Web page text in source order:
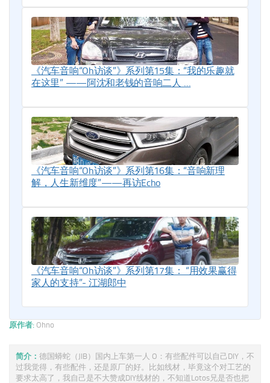
《汽车音响“Oh访谈”》系列第15集：“我的乐趣就
在这里” ——阿沈和老钱的音响二人 …
《汽车音响“Oh访谈”》系列第16集：“音响新理
解，人生新维度”——再访Echo
《汽车音响“Oh访谈”》系列第17集： “用效果赢得
家人的支持”- 江湖郎中
原作者: Ohno
简介： 德国蟒蛇（JIB）国内上车第一人 O：有些配件可以自己DIY，不
过我觉得，有些配件，还是原厂的好。比如线材，毕竟这个对工艺的
要求太高了，我自己是不大赞成DIY线材的，不知道Lotos兄是否也把